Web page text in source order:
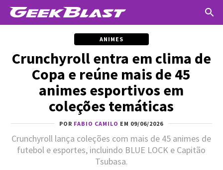
ANIMES
Crunchyroll entra em clima de
Copa e reúne mais de 45
animes esportivos em
coleções temáticas
POR FABIO CAMILO EM 09/06/2026
Crunchyroll lança coleções com mais de 45 animes de
futebol e esportes, incluindo BLUE LOCK e Capitão
Tsubasa.